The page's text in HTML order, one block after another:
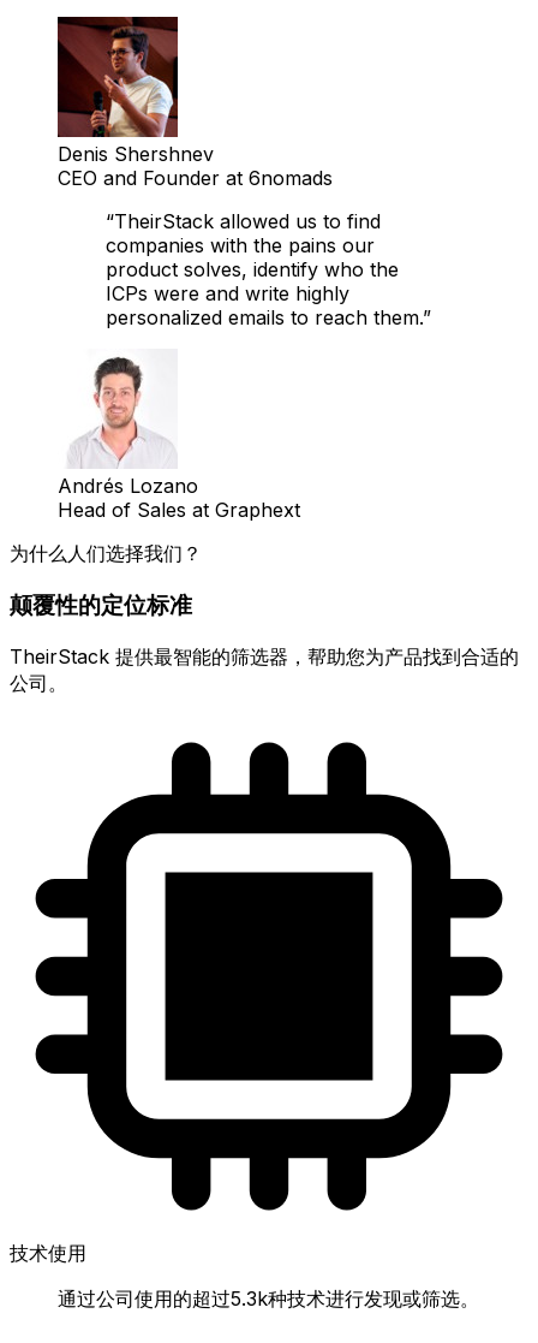
Denis Shershnev
CEO and Founder at 6nomads
“TheirStack allowed us to find
companies with the pains our
product solves, identify who the
ICPs were and write highly
personalized emails to reach them.”
Andrés Lozano
Head of Sales at Graphext
为什么人们选择我们？
颠覆性的定位标准
TheirStack 提供最智能的筛选器，帮助您为产品找到合适的
公司。
技术使用
通过公司使用的超过5.3k种技术进行发现或筛选。